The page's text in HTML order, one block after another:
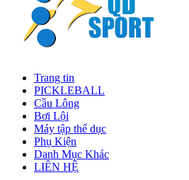
Trang tin
PICKLEBALL
Cầu Lông
Bơi Lội
Máy tập thể dục
Phụ Kiện
Danh Mục Khác
LIÊN HỆ